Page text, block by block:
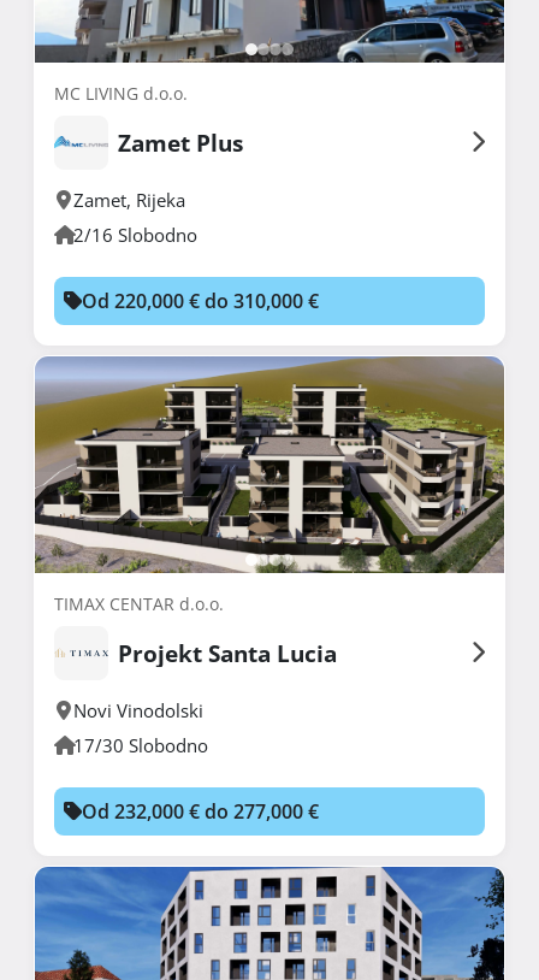
MC LIVING d.o.o.
Zamet Plus
Zamet, Rijeka
2/16 Slobodno
Od 220,000 € do 310,000 €
TIMAX CENTAR d.o.o.
Projekt Santa Lucia
Novi Vinodolski
17/30 Slobodno
Od 232,000 € do 277,000 €